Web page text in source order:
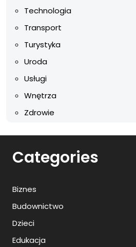
Technologia
Transport
Turystyka
Uroda
Usługi
Wnętrza
Zdrowie
Categories
Biznes
Budownictwo
Dzieci
Edukacja